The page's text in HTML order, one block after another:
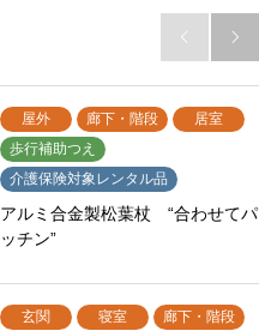
 
屋外 廊下・階段
居室
歩行補助つえ
介護保険対象レンタル品
アルミ合金製松葉杖 “合わせてパ
ッチン”
玄関 寝室
廊下・階段